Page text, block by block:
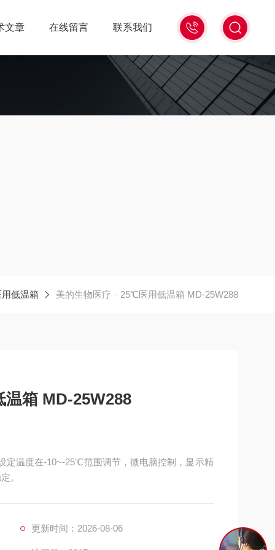
0571-
86939987
文章 在线留言 联系我们
用低温箱 美的生物医疗﹣25℃医用低温箱 MD-25W288
箱 MD-25W288
定温度在-10~-25℃范围调节，微电脑控制，显示精
。
更新时间：2026-08-06